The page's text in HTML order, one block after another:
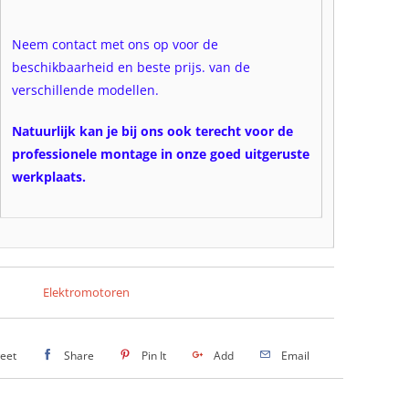
Neem contact met ons op voor de
beschikbaarheid en beste prijs. van de
verschillende modellen.
Natuurlijk kan je bij ons ook terecht voor de
professionele montage in onze goed uitgeruste
werkplaats.
Elektromotoren
Share Pin It Add Email